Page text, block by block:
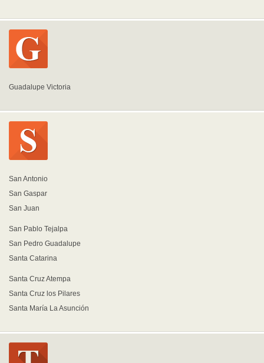
Guadalupe Victoria
San Antonio
San Gaspar
San Juan
San Pablo Tejalpa
San Pedro Guadalupe
Santa Catarina
Santa Cruz Atempa
Santa Cruz los Pilares
Santa María La Asunción